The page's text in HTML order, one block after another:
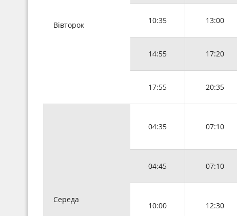
Вівторок 10:35 13:00
14:55 17:20
17:55 20:35
Середа
04:35 07:10
04:45 07:10
10:00 12:30